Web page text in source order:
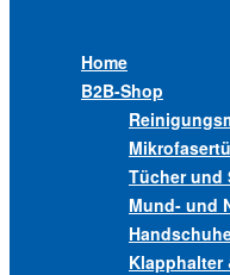
Home
B2B-Shop
Tücher und
Mund- und
Klapphalter